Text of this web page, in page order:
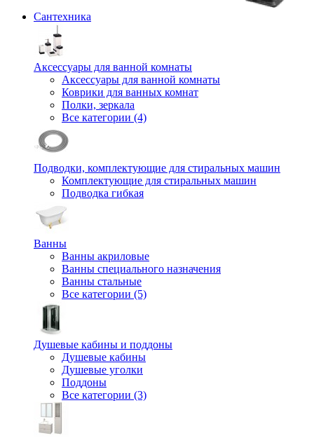
Сантехника
Аксессуары для ванной комнаты
Аксессуары для ванной комнаты
Коврики для ванных комнат
Полки, зеркала
Все категории (4)
Подводки, комплектующие для стиральных машин
Комплектующие для стиральных машин
Подводка гибкая
Ванны
Ванны акриловые
Ванны специального назначения
Ванны стальные
Все категории (5)
Душевые кабины и поддоны
Душевые кабины
Душевые уголки
Поддоны
Все категории (3)